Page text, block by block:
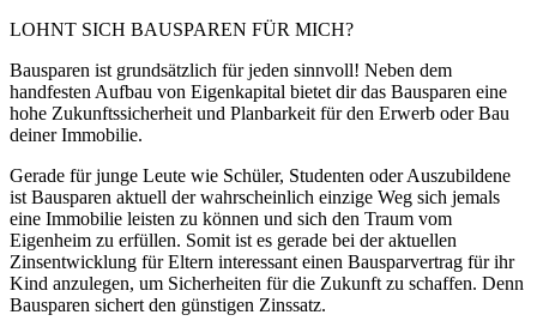
LOHNT SICH BAUSPAREN FÜR MICH?
Bausparen ist grundsätzlich für jeden sinnvoll! Neben dem
handfesten Aufbau von Eigenkapital bietet dir das Bausparen eine
hohe Zukunftssicherheit und Planbarkeit für den Erwerb oder Bau
deiner Immobilie.
Gerade für junge Leute wie Schüler, Studenten oder Auszubildene
ist Bausparen aktuell der wahrscheinlich einzige Weg sich jemals
eine Immobilie leisten zu können und sich den Traum vom
Eigenheim zu erfüllen. Somit ist es gerade bei der aktuellen
Zinsentwicklung für Eltern interessant einen Bausparvertrag für ihr
Kind anzulegen, um Sicherheiten für die Zukunft zu schaffen. Denn
Bausparen sichert den günstigen Zinssatz.